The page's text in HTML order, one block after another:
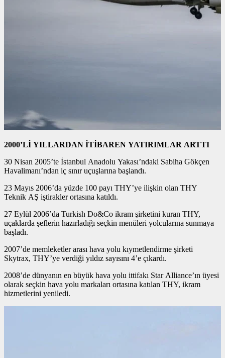
2000’Lİ YILLARDAN İTİBAREN YATIRIMLAR ARTTI
30 Nisan 2005’te İstanbul Anadolu Yakası’ndaki Sabiha Gökçen
Havalimanı’ndan iç sınır uçuşlarına başlandı.
23 Mayıs 2006’da yüzde 100 payı THY’ye ilişkin olan THY
Teknik AŞ iştirakler ortasına katıldı.
27 Eylül 2006’da Turkish Do&Co ikram şirketini kuran THY,
uçaklarda şeflerin hazırladığı seçkin menüleri yolcularına sunmaya
başladı.
2007’de memleketler arası hava yolu kıymetlendirme şirketi
Skytrax, THY’ye verdiği yıldız sayısını 4’e çıkardı.
2008’de dünyanın en büyük hava yolu ittifakı Star Alliance’ın üyesi
olarak seçkin hava yolu markaları ortasına katılan THY, ikram
hizmetlerini yeniledi.